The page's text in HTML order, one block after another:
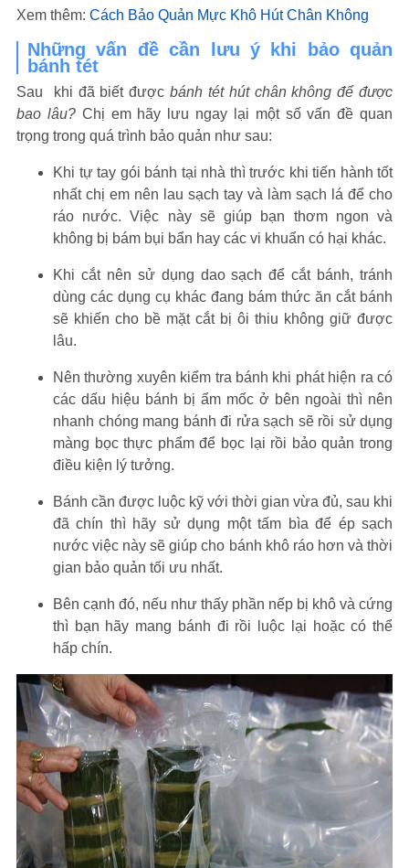
Xem thêm: Cách Bảo Quản Mực Khô Hút Chân Không
Những vấn đề cần lưu ý khi bảo quản
bánh tét
Sau khi đã biết được bánh tét hút chân không để được
bao lâu? Chị em hãy lưu ngay lại một số vấn đề quan
trọng trong quá trình bảo quản như sau:
Khi tự tay gói bánh tại nhà thì trước khi tiến hành tốt
nhất chị em nên lau sạch tay và làm sạch lá để cho
ráo nước. Việc này sẽ giúp bạn thơm ngon và
không bị bám bụi bẩn hay các vi khuẩn có hại khác.
Khi cắt nên sử dụng dao sạch để cắt bánh, tránh
dùng các dụng cụ khác đang bám thức ăn cắt bánh
sẽ khiến cho bề mặt cắt bị ôi thiu không giữ được
lâu.
Nên thường xuyên kiểm tra bánh khi phát hiện ra có
các dấu hiệu bánh bị ẩm mốc ở bên ngoài thì nên
nhanh chóng mang bánh đi rửa sạch sẽ rồi sử dụng
màng bọc thực phẩm để bọc lại rồi bảo quản trong
điều kiện lý tưởng.
Bánh cần được luộc kỹ với thời gian vừa đủ, sau khi
đã chín thì hãy sử dụng một tấm bìa để ép sạch
nước việc này sẽ giúp cho bánh khô ráo hơn và thời
gian bảo quản tối ưu nhất.
Bên cạnh đó, nếu như thấy phần nếp bị khô và cứng
thì bạn hãy mang bánh đi rồi luộc lại hoặc có thể
hấp chín.